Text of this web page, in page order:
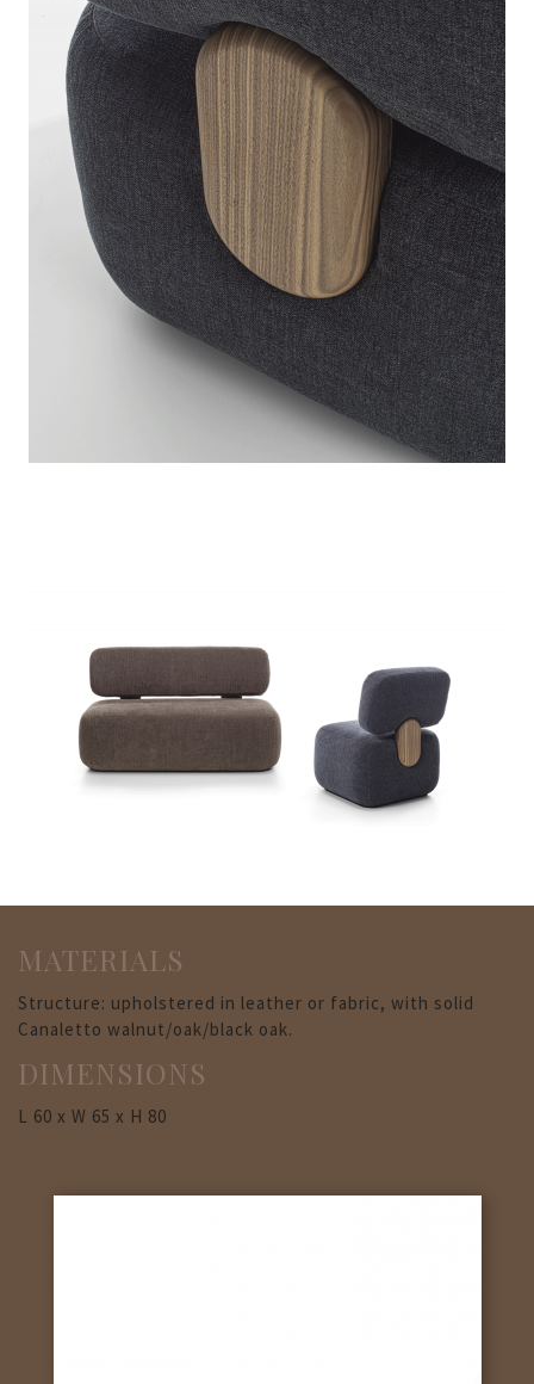
MATERIALS
Structure: upholstered in leather or fabric, with solid
Canaletto walnut/oak/black oak.
DIMENSIONS
L 60 x W 65 x H 80